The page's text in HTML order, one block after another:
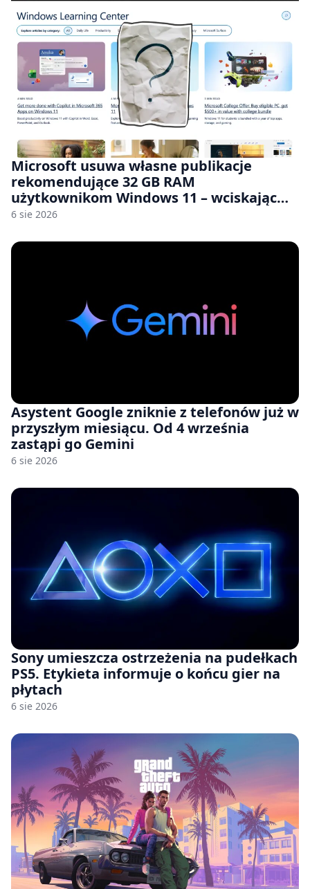
Microsoft usuwa własne publikacje
rekomendujące 32 GB RAM
użytkownikom Windows 11 – wciskając
nam przy tym komputery z 8 GB RAM po
6 sie 2026
Asystent Google zniknie z telefonów już w
przyszłym miesiącu. Od 4 września
zastąpi go Gemini
6 sie 2026
Sony umieszcza ostrzeżenia na pudełkach
PS5. Etykieta informuje o końcu gier na
płytach
6 sie 2026